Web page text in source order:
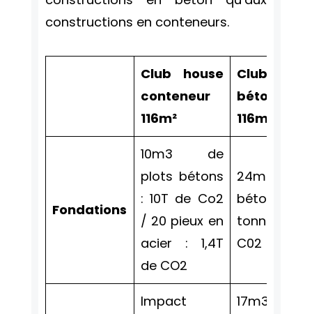
constructions en conteneurs.
Club house
conteneur
116m²
Club house
béton
116m²
Fondations
10m3 de
plots bétons
: 10T de Co2
/ 20 pieux en
acier : 1,4T
de CO2
24m3 de
béton : 24
tonnes de
C02
Impact
17m3 de